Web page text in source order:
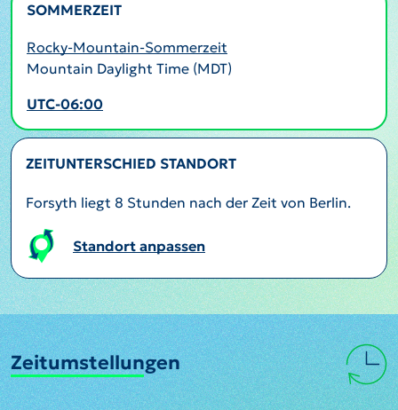
SOMMERZEIT
Rocky-Mountain-Sommerzeit
Mountain Daylight Time (MDT)
UTC-06:00
ZEITUNTERSCHIED STANDORT
Forsyth liegt 8 Stunden nach der Zeit von Berlin.
Standort anpassen
Zeitumstellungen